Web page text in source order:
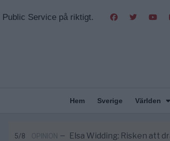
Public Service på riktigt.
Hem Sverige Världen
5/8 OPINION — Elsa Widding: Risken att